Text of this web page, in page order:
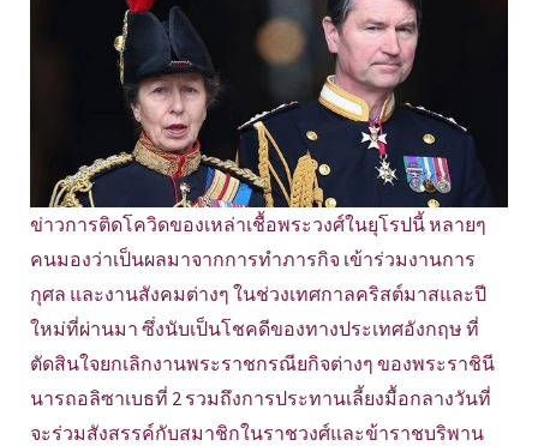
ข่าวการติดโควิดของเหล่าเชื้อพระวงศ์ในยุโรปนี้ หลายๆ
คนมองว่าเป็นผลมาจากการทำภารกิจ เข้าร่วมงานการ
กุศล และงานสังคมต่างๆ ในช่วงเทศกาลคริสต์มาสและปี
ใหม่ที่ผ่านมา ซึ่งนับเป็นโชคดีของทางประเทศอังกฤษ ที่
ตัดสินใจยกเลิกงานพระราชกรณียกิจต่างๆ ของพระราชินี
นารถอลิซาเบธที่ 2 รวมถึงการประทานเลี้ยงมื้อกลางวันที่
จะร่วมสังสรรค์กับสมาชิกในราชวงศ์และข้าราชบริพาน